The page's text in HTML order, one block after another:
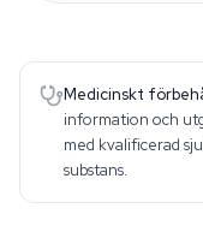
Medicinskt
information och
med kvalificerad
substans.